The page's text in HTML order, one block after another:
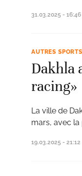
31.03.2025 - 16:46
AUTRES SPORTS
Dakhla
racing»
La ville de
mars, avec
19.03.2025 - 21:12